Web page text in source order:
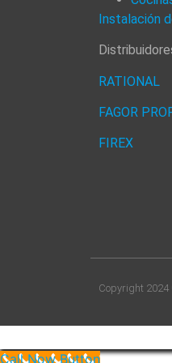
Instalación
RATIONAL
FAGOR
FIREX
Copyright
Call Now Button